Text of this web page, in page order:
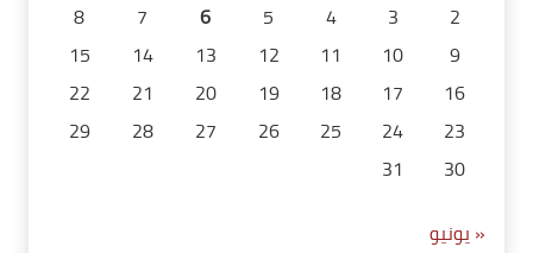
2
3
4
5
6
7
8
9
10
11
12
13
14
15
16
17
18
19
20
21
22
23
24
25
26
27
28
29
30
31
« يونيو